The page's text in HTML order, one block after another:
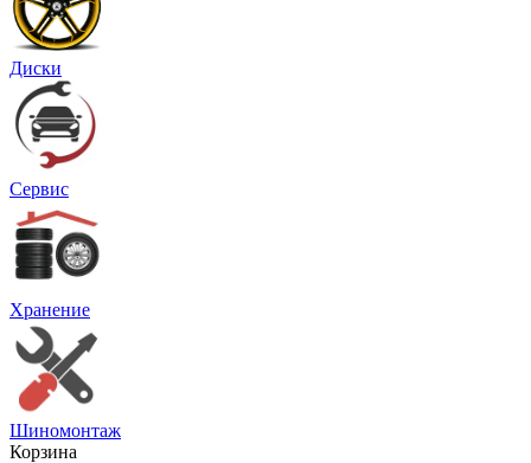
Диски
Сервис
Хранение
Шиномонтаж
Корзина